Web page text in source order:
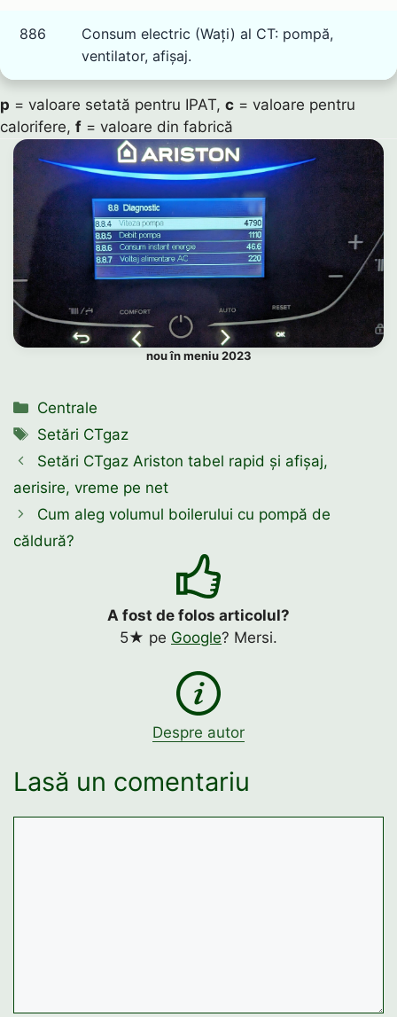
886
Consum electric (Wați) al CT: pompă,
ventilator, afișaj.
p = valoare setată pentru IPAT, c = valoare pentru
calorifere, f = valoare din fabrică
nou în meniu 2023
Categorii
Centrale
Etichete
Setări CTgaz
Setări CTgaz Ariston tabel rapid și afișaj,
aerisire, vreme pe net
Cum aleg volumul boilerului cu pompă de
căldură?
A fost de folos articolul?
5★ pe Google? Mersi.
Despre autor
Lasă un comentariu